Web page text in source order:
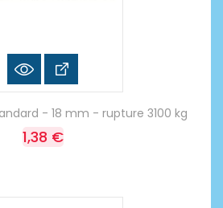
- 18 mm - rupture 3100 kg
1,38 €